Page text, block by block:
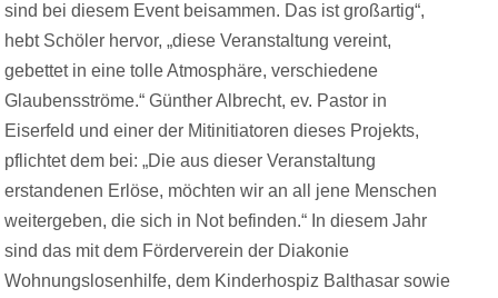
sind bei diesem Event beisammen. Das ist großartig“,
hebt Schöler hervor, „diese Veranstaltung vereint,
gebettet in eine tolle Atmosphäre, verschiedene
Glaubensströme.“ Günther Albrecht, ev. Pastor in
Eiserfeld und einer der Mitinitiatoren dieses Projekts,
pflichtet dem bei: „Die aus dieser Veranstaltung
erstandenen Erlöse, möchten wir an all jene Menschen
weitergeben, die sich in Not befinden.“ In diesem Jahr
sind das mit dem Förderverein der Diakonie
Wohnungslosenhilfe, dem Kinderhospiz Balthasar sowie